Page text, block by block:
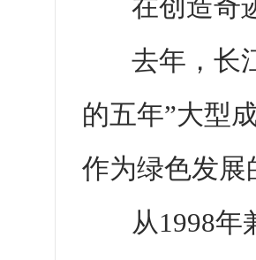
在创造奇
去年，长
的五年”大型
作为绿色发展
从1998